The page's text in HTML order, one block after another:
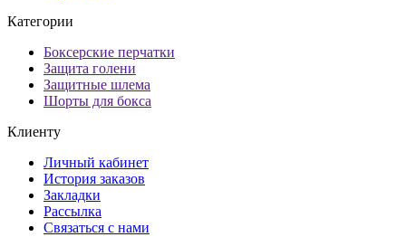
Категории
Боксерские перчатки
Защита голени
Защитные шлема
Шорты для бокса
Клиенту
Личный кабинет
История заказов
Закладки
Рассылка
Связаться с нами